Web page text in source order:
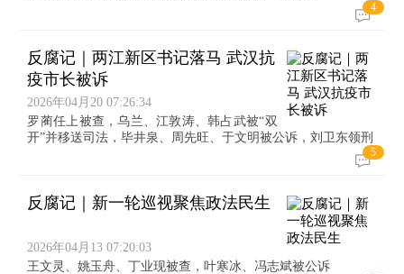
4
反腐记｜两江新区书记落马 武汉抗
疫市长被诉
2026年04月20 07:26:34
罗蔺任上被查，乌兰、江敦涛、韩占武被“双
开”并移送司法，毕井泉、周先旺、于文明被公诉，刘卫东领刑
5
反腐记｜新一轮巡视聚焦政法民生
2026年04月13 07:20:03
王文灵、姚玉舟、丁业现被查，叶寒冰、冯志斌被公诉